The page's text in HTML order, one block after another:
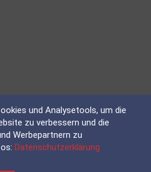
und Analysetools, um die
zu verbessern und die
Werbepartnern zu
Datenschutzerklärung